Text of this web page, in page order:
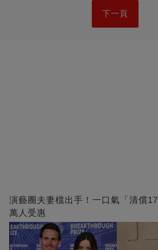
下一頁
演藝圈夫妻檔出手！一口氣「清償
萬人受惠